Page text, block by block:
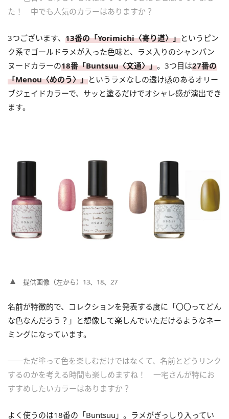
た！ 中でも人気のカラーはありますか？
3つございます、 13番の「Yorimichi〈寄り道〉」というピン
ク系でゴールドラメが入った色味と、ラメ入りのシャンパン
ヌードカラーの18番「Buntsuu〈文通〉」。3つ目は27番の
「Menou〈めのう〉」というラメなしの透け感のあるオリー
ブジェイドカラーで、サッと塗るだけでオシャレ感が演出でき
ます。
提供画像（左から）13、18、27
名前が特徴的で、コレクションを発表する度に「〇〇ってどん
な色なんだろう？」と想像して楽しんでいただけるようなネー
ミングになっています。
──ただ塗って色を楽しむだけではなくて、名前とどうリンク
するのかを考える時間も楽しめますね！ 一宅さんが特にお
すすめしたいカラーはありますか？
よく使うのは18番の「Buntsuu」。ラメがぎっしり入ってい